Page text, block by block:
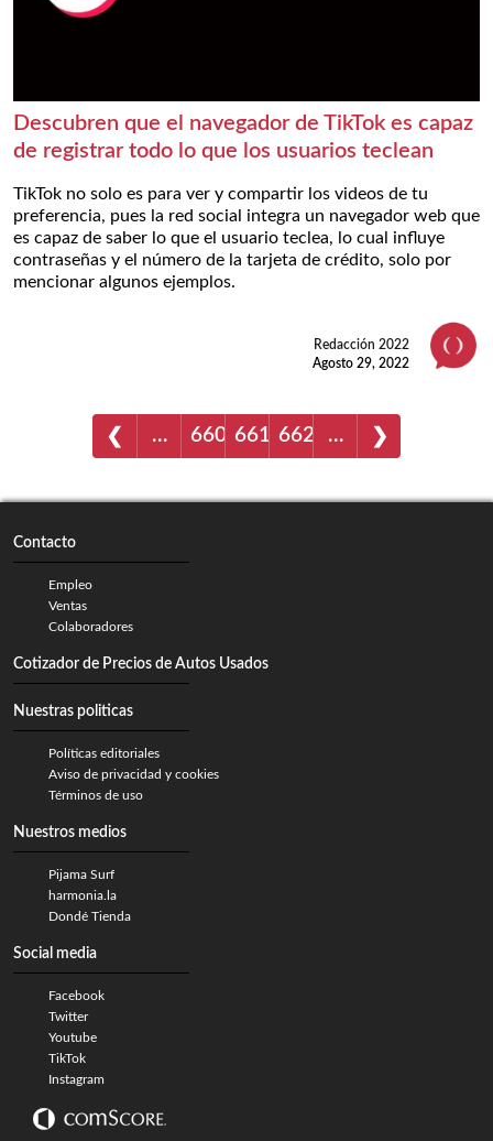
Descubren que el navegador de TikTok es capaz
de registrar todo lo que los usuarios teclean
TikTok no solo es para ver y compartir los videos de tu
preferencia, pues la red social integra un navegador web que
es capaz de saber lo que el usuario teclea, lo cual influye
contraseñas y el número de la tarjeta de crédito, solo por
mencionar algunos ejemplos.
Redacción 2022
Agosto 29, 2022
❮ … 660 661 662 … ❯
Contacto
Empleo
Ventas
Colaboradores
Cotizador de Precios de Autos Usados
Nuestras politicas
Políticas editoriales
Aviso de privacidad y cookies
Términos de uso
Nuestros medios
Pijama Surf
harmonia.la
Dondé Tienda
Social media
Facebook
Twitter
Youtube
TikTok
Instagram